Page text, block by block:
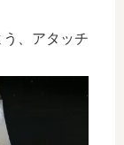
、アタッチ